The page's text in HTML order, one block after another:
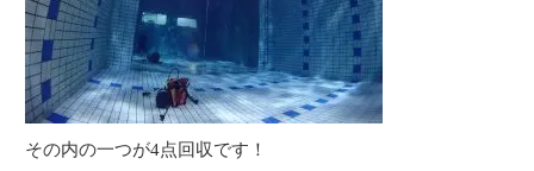
その内の一つが4点回収です！